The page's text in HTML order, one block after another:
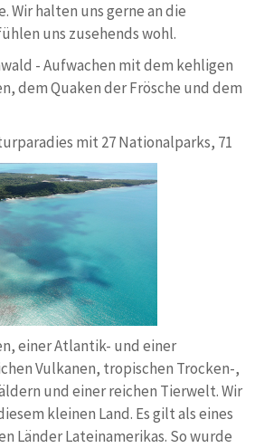
Wir halten uns gerne an die
uns zusehends wohl.
- Aufwachen mit dem kehligen
dem Quaken der Frösche und dem
mit 27 Nationalparks, 71
einer Atlantik- und einer
Vulkanen, tropischen Trocken-,
und einer reichen Tierwelt. Wir
kleinen Land. Es gilt als eines
Länder Lateinamerikas. So wurde